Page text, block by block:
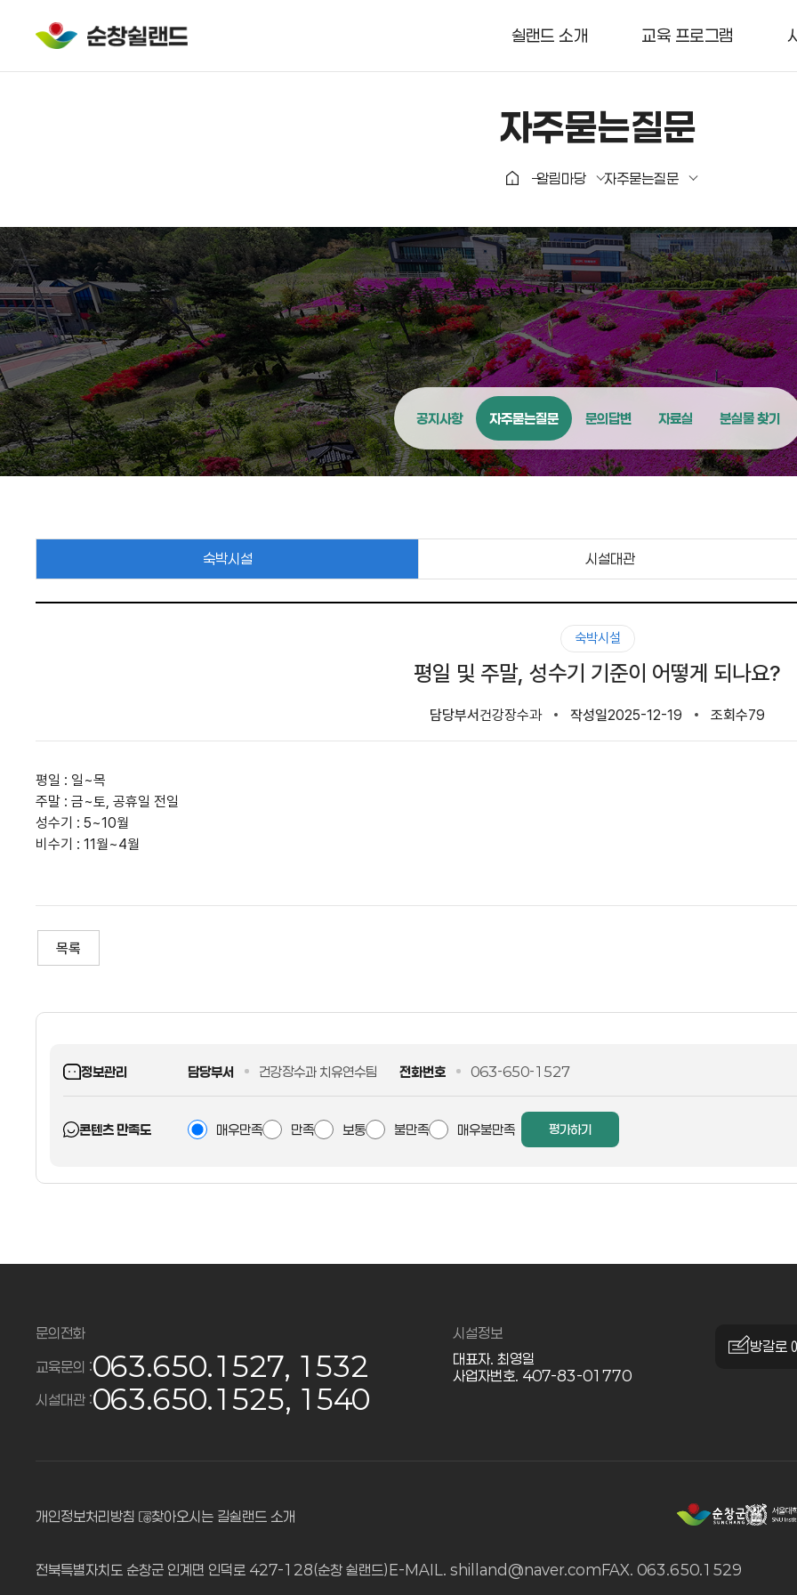
쉴랜드 소개 교육 프로그램
자주묻는질문
알림마당 자주묻는질문
공지사항 자주묻는질문 문의답변 자료실 분실물 찾기
숙박시설 시설대관
숙박시설
평일 및 주말, 성수기 기준이 어떻게 되나요?
담당부서 건강장수과 작성일2025-12-19 조회수79
평일 : 일~목
주말 : 금~토, 공휴일 전일
성수기 : 5~10월
비수기 : 11월~4월
목록
정보관리 담당부서 건강장수과 치유연수팀 전화번호 063-650-1527
콘텐츠 만족도 매우만족 만족 보통 불만족 매우불만족 평가하기
문의전화
교육문의 :063.650.1527, 1532
시설대관 :063.650.1525, 1540
시설정보
대표자. 최영일
사업자번호. 407-83-01770
방갈로
개인정보처리방침 찾아오시는 길쉴랜드 소개
전북특별자치도 순창군 인계면 인덕로 427-128(순창 쉴랜드) E-MAIL. shilland@naver.com FAX. 063.650.1529